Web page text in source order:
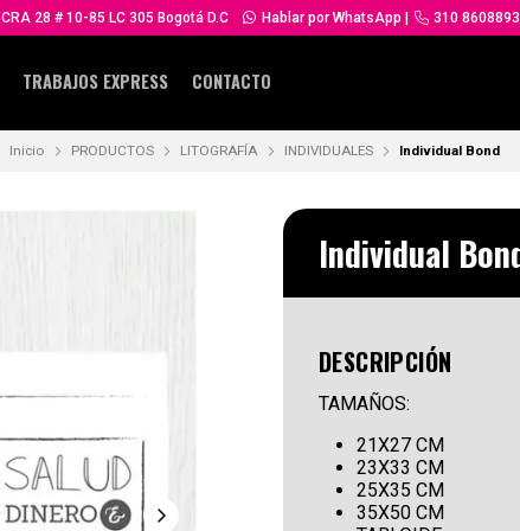
CRA 28 # 10-85 LC 305 Bogotá D.C Hablar por WhatsApp 310 8608893
TRABAJOS EXPRESS CONTACTO
Inicio PRODUCTOS LITOGRAFÍA INDIVIDUALES Individual Bond
Individual
DESCRIPCIÓN
TAMAÑOS:
21X27 CM
23X33 CM
25X35 CM
35X50 CM